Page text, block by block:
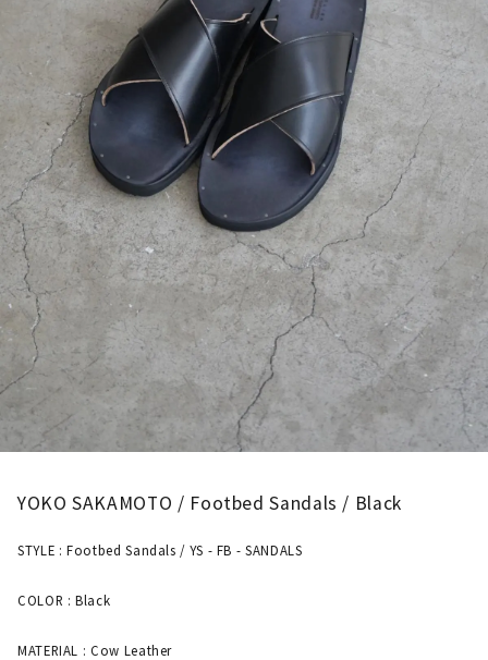
YOKO SAKAMOTO / Footbed Sandals / Black
STYLE : Footbed Sandals / YS - FB - SANDALS
COLOR : Black
MATERIAL : Cow Leather